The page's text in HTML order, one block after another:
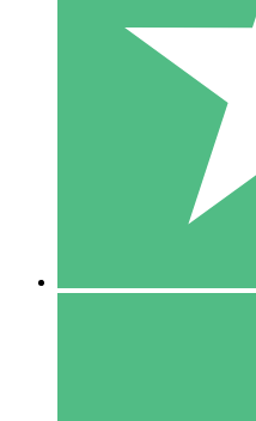
Pague conforme o uso
10